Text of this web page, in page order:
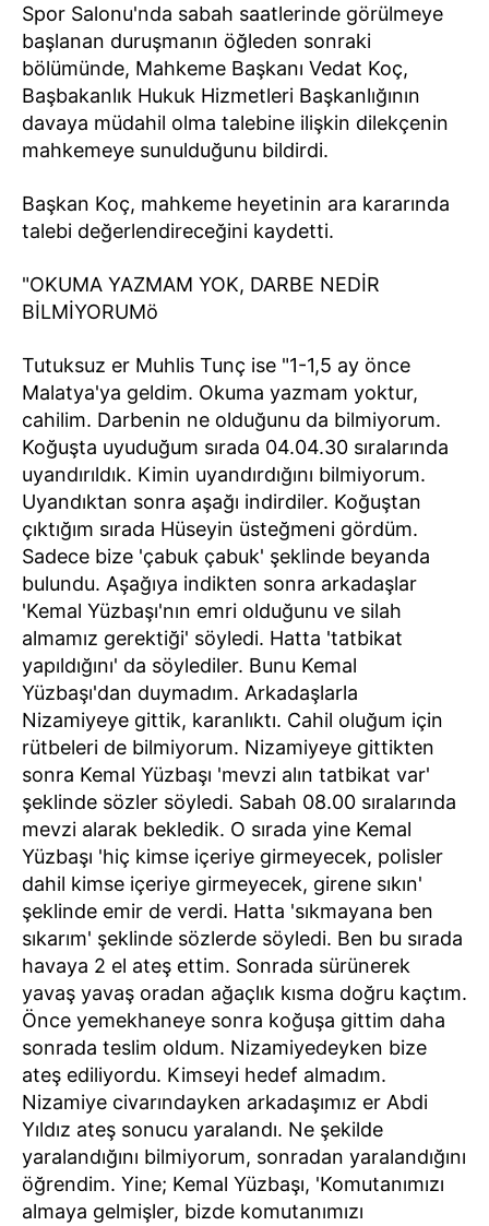
Spor Salonu'nda sabah saatlerinde görülmeye
başlanan duruşmanın öğleden sonraki
bölümünde, Mahkeme Başkanı Vedat Koç,
Başbakanlık Hukuk Hizmetleri Başkanlığının
davaya müdahil olma talebine ilişkin dilekçenin
mahkemeye sunulduğunu bildirdi.
Başkan Koç, mahkeme heyetinin ara kararında
talebi değerlendireceğini kaydetti.
"OKUMA YAZMAM YOK, DARBE NEDİR
BİLMİYORUMö
Tutuksuz er Muhlis Tunç ise "1-1,5 ay önce
Malatya'ya geldim. Okuma yazmam yoktur,
cahilim. Darbenin ne olduğunu da bilmiyorum.
Koğuşta uyuduğum sırada 04.04.30 sıralarında
uyandırıldık. Kimin uyandırdığını bilmiyorum.
Uyandıktan sonra aşağı indirdiler. Koğuştan
çıktığım sırada Hüseyin üsteğmeni gördüm.
Sadece bize 'çabuk çabuk' şeklinde beyanda
bulundu. Aşağıya indikten sonra arkadaşlar
'Kemal Yüzbaşı'nın emri olduğunu ve silah
almamız gerektiği' söyledi. Hatta 'tatbikat
yapıldığını' da söylediler. Bunu Kemal
Yüzbaşı'dan duymadım. Arkadaşlarla
Nizamiyeye gittik, karanlıktı. Cahil oluğum için
rütbeleri de bilmiyorum. Nizamiyeye gittikten
sonra Kemal Yüzbaşı 'mevzi alın tatbikat var'
şeklinde sözler söyledi. Sabah 08.00 sıralarında
mevzi alarak bekledik. O sırada yine Kemal
Yüzbaşı 'hiç kimse içeriye girmeyecek, polisler
dahil kimse içeriye girmeyecek, girene sıkın'
şeklinde emir de verdi. Hatta 'sıkmayana ben
sıkarım' şeklinde sözlerde söyledi. Ben bu sırada
havaya 2 el ateş ettim. Sonrada sürünerek
yavaş yavaş oradan ağaçlık kısma doğru kaçtım.
Önce yemekhaneye sonra koğuşa gittim daha
sonrada teslim oldum. Nizamiyedeyken bize
ateş ediliyordu. Kimseyi hedef almadım.
Nizamiye civarındayken arkadaşımız er Abdi
Yıldız ateş sonucu yaralandı. Ne şekilde
yaralandığını bilmiyorum, sonradan yaralandığını
öğrendim. Yine; Kemal Yüzbaşı, 'Komutanımızı
almaya gelmişler, bizde komutanımızı